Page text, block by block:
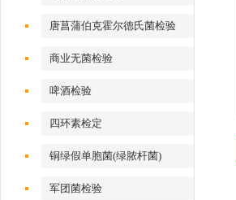
唐菖蒲伯克霍尔德氏菌检验
商业无菌检验
啤酒检验
四环素检定
铜绿假单胞菌(绿脓杆菌)
军团菌检验